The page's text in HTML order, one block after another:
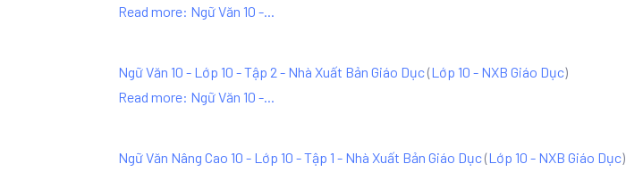
Read more: Ngữ Văn 10 -...
Ngữ Văn 10 - Lớp 10 - Tập 2 - Nhà Xuất Bản Giáo Dục(Lớp 10 - NXB Giáo Dục)
Read more: Ngữ Văn 10 -...
Ngữ Văn Nâng Cao 10 - Lớp 10 - Tập 1 - Nhà Xuất Bản Giáo Dục(Lớp 10 - NXB Giáo Dục)